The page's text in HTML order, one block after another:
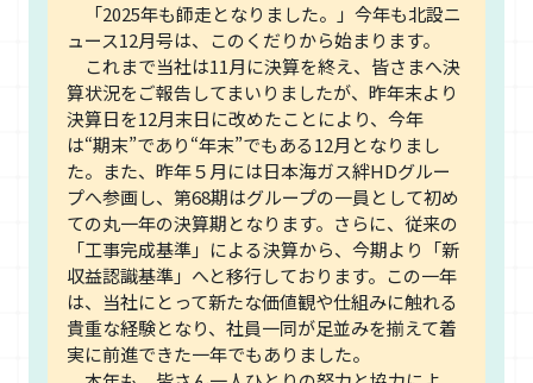
「2025年も師走となりました。」今年も北設ニ
ュース12月号は、このくだりから始まります。
これまで当社は11月に決算を終え、皆さまへ決
算状況をご報告してまいりましたが、昨年末より
決算日を12月末日に改めたことにより、今年
は“期末”であり“年末”でもある12月となりまし
た。また、昨年５月には日本海ガス絆HDグルー
プへ参画し、第68期はグループの一員として初め
ての丸一年の決算期となります。さらに、従来の
「工事完成基準」による決算から、今期より「新
収益認識基準」へと移行しております。この一年
は、当社にとって新たな価値観や仕組みに触れる
貴重な経験となり、社員一同が足並みを揃えて着
実に前進できた一年でもありました。